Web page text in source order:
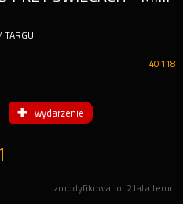
TARGU
40 118
wydarzenie
zmodyfikowano 2 lata temu